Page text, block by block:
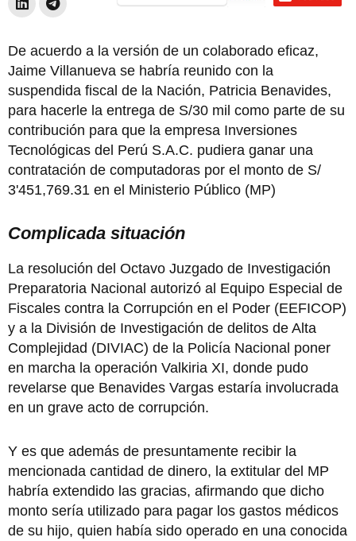
De acuerdo a la versión de un colaborado eficaz,
Jaime Villanueva se habría reunido con la
suspendida fiscal de la Nación, Patricia Benavides,
para hacerle la entrega de S/30 mil como parte de su
contribución para que la empresa Inversiones
Tecnológicas del Perú S.A.C. pudiera ganar una
contratación de computadoras por el monto de S/
3'451,769.31 en el Ministerio Público (MP)
Complicada situación
La resolución del Octavo Juzgado de Investigación
Preparatoria Nacional autorizó al Equipo Especial de
Fiscales contra la Corrupción en el Poder (EEFICOP)
y a la División de Investigación de delitos de Alta
Complejidad (DIVIAC) de la Policía Nacional poner
en marcha la operación Valkiria XI, donde pudo
revelarse que Benavides Vargas estaría involucrada
en un grave acto de corrupción.
Y es que además de presuntamente recibir la
mencionada cantidad de dinero, la extitular del MP
habría extendido las gracias, afirmando que dicho
monto sería utilizado para pagar los gastos médicos
de su hijo, quien había sido operado en una conocida